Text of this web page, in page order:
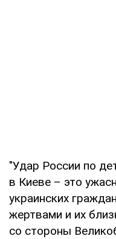
"Удар России по
в Киеве – это
украинских
жертвами и их
со стороны